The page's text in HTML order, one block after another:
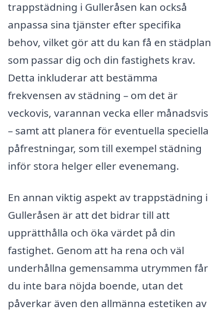
trappstädning i Gulleråsen kan också
anpassa sina tjänster efter specifika
behov, vilket gör att du kan få en städplan
som passar dig och din fastighets krav.
Detta inkluderar att bestämma
frekvensen av städning – om det är
veckovis, varannan vecka eller månadsvis
– samt att planera för eventuella speciella
påfrestningar, som till exempel städning
inför stora helger eller evenemang.
En annan viktig aspekt av trappstädning i
Gulleråsen är att det bidrar till att
upprätthålla och öka värdet på din
fastighet. Genom att ha rena och väl
underhållna gemensamma utrymmen får
du inte bara nöjda boende, utan det
påverkar även den allmänna estetiken av